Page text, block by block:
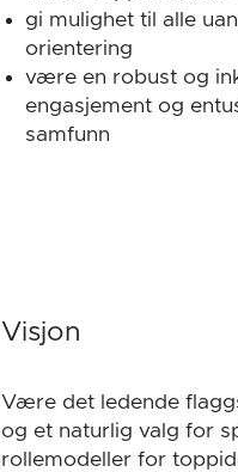
gi mulighet til alle
orientering
være en robust og
engasjement og
samfunn
Visjon
Være det ledende
og et naturlig valg for
rollemodeller for